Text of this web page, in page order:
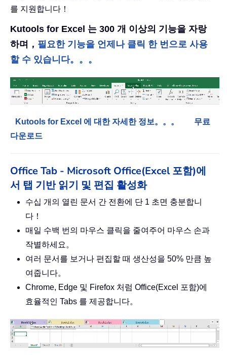
를 지원합니다！
Kutools for Excel 는 300 개 이상의 기능을 자랑
하며， 필요한 기능을 언제나 클릭 한 번으로 사용
할 수 있습니다。。。
Kutools for Excel 에 대한 자세한 정보。。。
무료
다운로드
Office Tab - Microsoft Office(Excel 포함)에
서 탭 기반 읽기 및 편집 활성화
수십 개의 열린 문서 간 전환에 단 1 초면 충분합니
다！
매일 수백 번의 마우스 클릭을 줄여주어 마우스 손과
작별하세요。
여러 문서를 보거나 편집할 때 생산성을 50% 만큼 높
여줍니다。
Chrome, Edge 및 Firefox 처럼 Office(Excel 포함)에
효율적인 Tabs 를 제공합니다。